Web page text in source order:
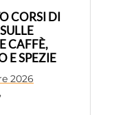
CORSI DI
CAFFÈ,
E SPEZIE
2026
,